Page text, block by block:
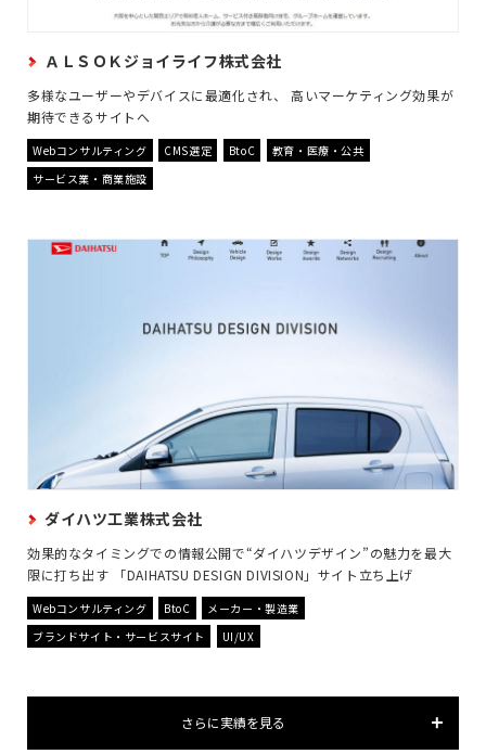
ＡＬＳＯＫジョイライフ株式会社
多様なユーザーやデバイスに最適化され、 高いマーケティング効果が
期待できるサイトへ
Webコンサルティング CMS選定 BtoC
教育・医療・公共
サービス業・商業施設
ダイハツ工業株式会社
効果的なタイミングでの情報公開で“ダイハツデザイン”の魅力を最大
限に打ち出す 「DAIHATSU DESIGN DIVISION」サイト立ち上げ
Webコンサルティング BtoC
メーカー・製造業
ブランドサイト・サービスサイト
UI/UX
さらに実績を見る